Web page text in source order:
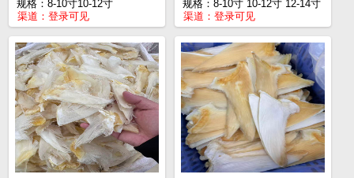
规格：8-10寸10-12寸
渠道： 登录可见
规格：8-10寸 10-12寸 12-14寸
渠道：登录可见